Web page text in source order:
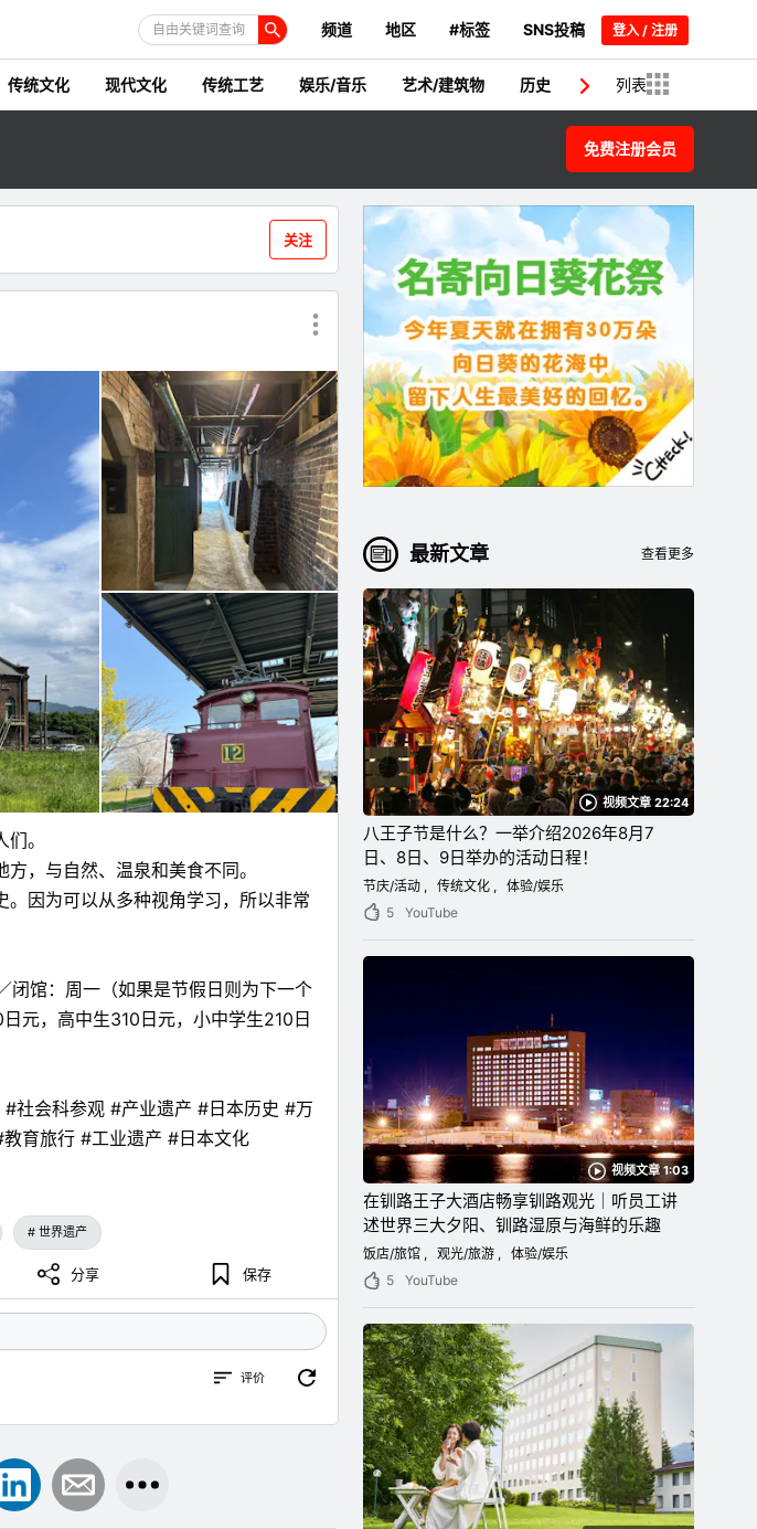
自由关键词查询 频道 地区 #标签 SNS投稿 登入 / 注册
传统文化 现代文化 传统工艺 娱乐/音乐 艺术/建筑物 历史 日本人/名人
列表
免费注册会员
关注
。
，与自然、温泉和美食不同。
因为可以从多种视角学习，所以非常
闭馆：周一（如果是节假日则为下一个
元，高中生310日元，小中学生210日
社会科参观 #产业遗产 #日本历史 #万
育旅行 #工业遗产 #日本文化
世界遗产
分享 保存
评价
最新文章 查看更多
视频文章 22:24
八王子节是什么？一举介绍2026年8月7
日、8日、9日举办的活动日程！
节庆/活动 传统文化
体验/娱乐
5
YouTube
视频文章 1:03
在钏路王子大酒店畅享钏路观光｜听员工讲
述世界三大夕阳、钏路湿原与海鲜的乐趣
饭店/旅馆 观光/旅游
体验/娱乐
5
YouTube